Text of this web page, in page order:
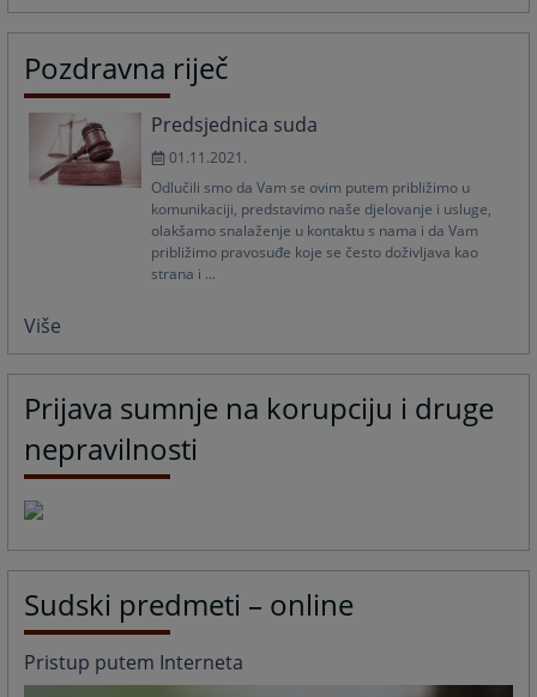
Pozdravna riječ
Predsjednica suda
01.11.2021.
Odlučili smo da Vam se ovim putem približimo u
komunikaciji, predstavimo naše djelovanje i usluge,
olakšamo snalaženje u kontaktu s nama i da Vam
približimo pravosuđe koje se često doživljava kao
strana i ...
Više
Prijava sumnje na korupciju i druge
nepravilnosti
Sudski predmeti – online
Pristup putem Interneta